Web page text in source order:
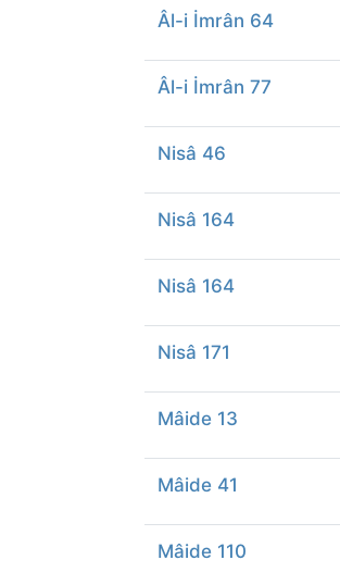
Âl-i İmrân 64
Âl-i İmrân 77
Nisâ 46
Nisâ 164
Nisâ 164
Nisâ 171
Mâide 13
Mâide 41
Mâide 110